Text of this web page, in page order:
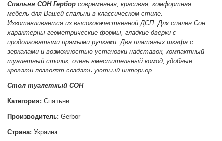
Спальня СОН Гербор современная, красивая, комфортная
мебель для Вашей спальни в классическом стиле.
Изготавливается из высококачественной ДСП. Для спален Сон
характерны геометрические формы, гладкие дверки с
продолговатыми прямыми ручками. Два платяных шкафа с
зеркалами и возможностью установки надставок, компактный
туалетный столик, очень вместительный комод, удобные
кровати позволят создать уютный интерьер.
Стол туалетный СОН
Категория: Спальни
Производитель: Gerbor
Страна: Украина